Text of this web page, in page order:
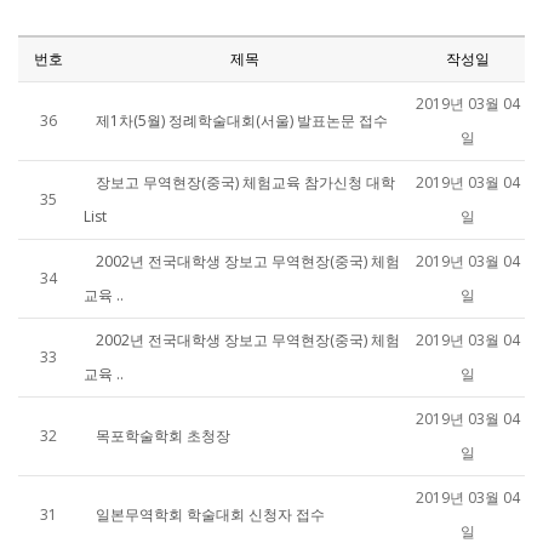
번호 제목 작성일
36 제1차(5월) 정례학술대회(서울) 발표논문 접수
2019년 03월 04
일
35
장보고 무역현장(중국) 체험교육 참가신청 대학
List
2019년 03월 04
일
34
2002년 전국대학생 장보고 무역현장(중국) 체험
교육 ..
2019년 03월 04
일
33
2002년 전국대학생 장보고 무역현장(중국) 체험
교육 ..
2019년 03월 04
일
32 목포학술학회 초청장
2019년 03월 04
일
31 일본무역학회 학술대회 신청자 접수
2019년 03월 04
일